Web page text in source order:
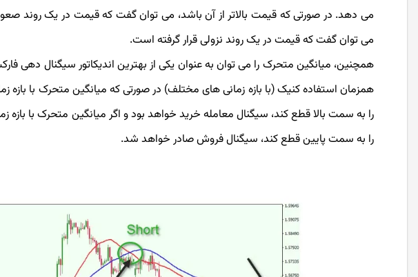
می دهد. در صورتی که قیمت بالاتر از آن باشد، می توان گفت که قیمت در یک روند
می توان گفت که قیمت در یک روند نزولی قرار گرفته است.
همچنین، میانگین متحرک را می توان به عنوان یکی از بهترین اندیکاتور سیگنال دهی
همزمان استفاده کنیک (با بازه زمانی های مختلف) در صورتی که میانگین متحرک با بازه
را به سمت بالا قطع کند، سیگنال معامله خرید خواهد بود و اگر میانگین متحرک با بازه
را به سمت پایین قطع کند، سیگنال فروش صادر خواهد شد.